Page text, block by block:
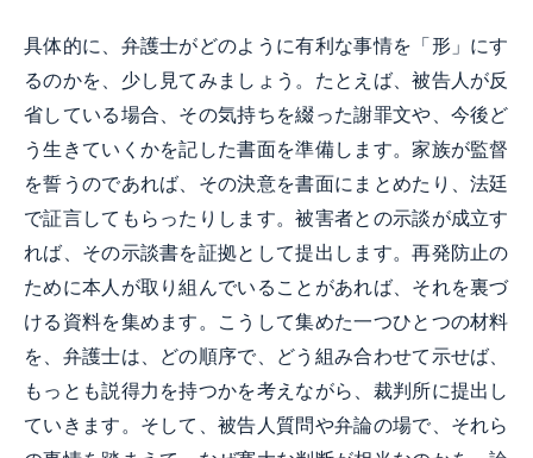
具体的に、弁護士がどのように有利な事情を「形」にす
るのかを、少し見てみましょう。たとえば、被告人が反
省している場合、その気持ちを綴った謝罪文や、今後ど
う生きていくかを記した書面を準備します。家族が監督
を誓うのであれば、その決意を書面にまとめたり、法廷
で証言してもらったりします。被害者との示談が成立す
れば、その示談書を証拠として提出します。再発防止の
ために本人が取り組んでいることがあれば、それを裏づ
ける資料を集めます。こうして集めた一つひとつの材料
を、弁護士は、どの順序で、どう組み合わせて示せば、
もっとも説得力を持つかを考えながら、裁判所に提出し
ていきます。そして、被告人質問や弁論の場で、それら